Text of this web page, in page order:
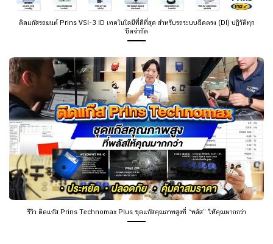
ติดแก๊สรถยนต์ Prins VSI-3 ID เทคโนโลยีที่ดีที่สุด สำหรับรถระบบฉีดตรง (DI) ปฏิวัติทุก
ขีดจำกัด
รีวิว ติดแก๊ส Prins Technomax Plus ชุดแก๊สคุณภาพสูงที่ “พลัส” ให้คุณมากกว่า